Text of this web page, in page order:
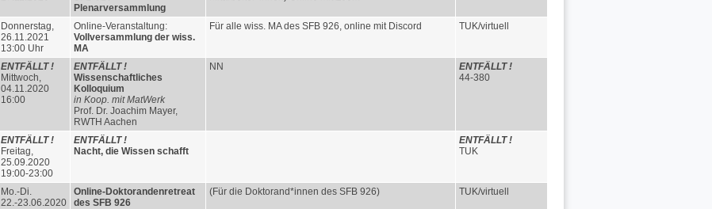
Plenarversammlung
Donnerstag,
26.11.2021
13:00 Uhr
Online-Veranstaltung:
Vollversammlung der wiss.
MA
Für alle wiss. MA des SFB 926, online mit Discord TUK/virtuell
ENTFÄLLT !
Mittwoch,
04.11.2020
16:00
ENTFÄLLT !
Wissenschaftliches
Kolloquium
in Koop. mit MatWerk
Prof. Dr. Joachim Mayer,
RWTH Aachen
NN
ENTFÄLLT !
44-380
ENTFÄLLT !
Freitag,
25.09.2020
19:00-23:00
ENTFÄLLT !
Nacht, die Wissen schafft
ENTFÄLLT !
TUK
Mo.-Di.
22.-23.06.2020
Online-Doktorandenretreat
des SFB 926
(Für die Doktorand*innen des SFB 926) TUK/virtuell